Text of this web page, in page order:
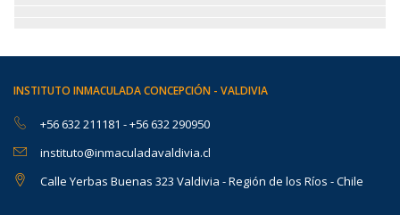
INSTITUTO INMACULADA CONCEPCIÓN - VALDIVIA
+56 632 211181 -+56 632 290950
instituto@inmaculadavaldivia.cl
Calle Yerbas Buenas 323 Valdivia - Región de los Ríos - Chile